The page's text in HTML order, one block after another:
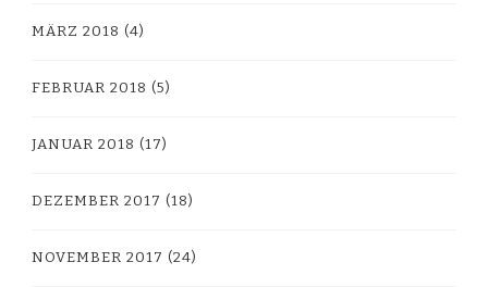
MÄRZ 2018 (4)
FEBRUAR 2018 (5)
JANUAR 2018 (17)
DEZEMBER 2017 (18)
NOVEMBER 2017 (24)